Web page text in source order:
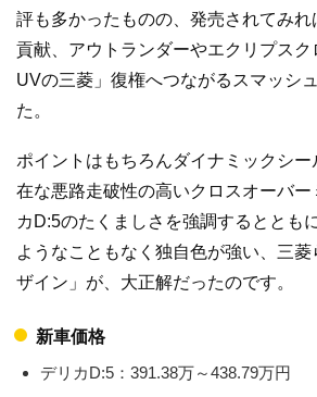
評も多かったものの、発売されてみれ
貢献、アウトランダーやエクリプス
UVの三菱」復権へつながるスマッシ
た。
ポイントはもちろんダイナミックシ
在な悪路走破性の高いクロスオーバー
カD:5のたくましさを強調するととも
ようなこともなく独自色が強い、三
ザイン」が、大正解だったのです。
新車価格
デリカD:5：391.38万～438.79万円